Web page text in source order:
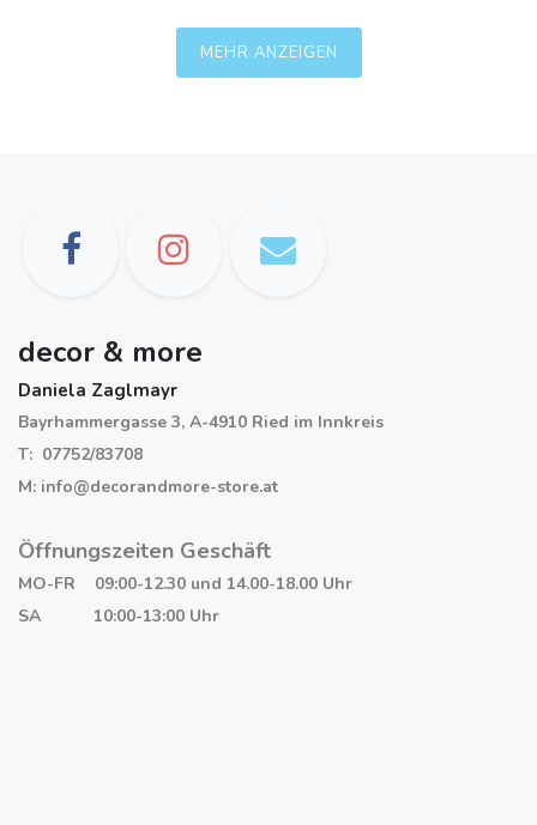
MEHR ANZEIGEN
decor & more
Daniela Zaglmayr
Bayrhammergasse 3, A-4910 Ried im Innkreis
T: 07752/83708
M: info@decorandmore-store.at
Öffnungszeiten Geschäft
MO-FR 09:00-12.30 und 14.00-18.00 Uhr
SA 10:00-13:00 Uhr